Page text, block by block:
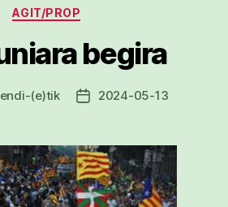
Kategoriak
AGIT/PROP
begira
-(e)tik
Argitalpenaren
2024-05-13